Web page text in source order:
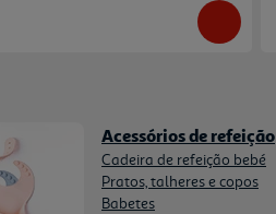
Acessórios de refeição
Cadeira de refeição bebé
Pratos, talheres e copos
Babetes